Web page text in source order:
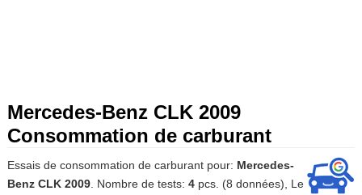
Mercedes-Benz CLK 2009
Consommation de carburant
Essais de consommation de carburant pour: Mercedes-
Benz CLK 2009. Nombre de tests: 4pcs. (8 données), Le